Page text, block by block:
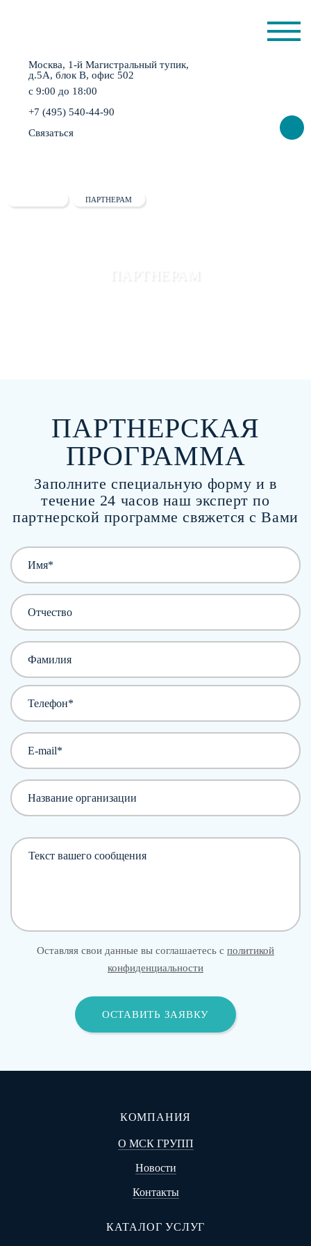
Москва, 1-й Магистральный тупик,
д.5А, блок B, офис 502
с 9:00 до 18:00
+7 (495) 540-44-90
Связаться
ПАРТНЕРАМ
ПАРТНЕРСКАЯ
ПРОГРАММА
Заполните специальную форму и в
течение 24 часов наш эксперт по
партнерской программе свяжется с Вами
Оставляя свои данные вы соглашаетесь с политикой
конфиденциальности
КОМПАНИЯ
О МСК ГРУПП
Новости
Контакты
КАТАЛОГ УСЛУГ